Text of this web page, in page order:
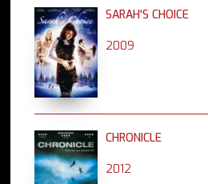
SARAH'S CHOICE
2009
CHRONICLE
2012